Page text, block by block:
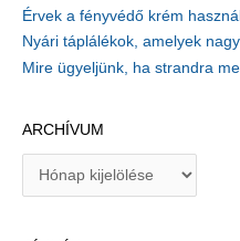
Érvek a fényvédő krém
Nyári táplálékok, amelyek
Mire ügyeljünk, ha strandra
ARCHÍVUM